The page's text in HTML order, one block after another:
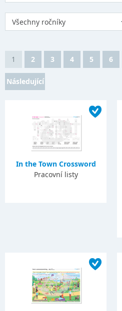
Všechny ročníky
1 2 3 4 5 6
Následující
In the Town Crossword
Pracovní listy